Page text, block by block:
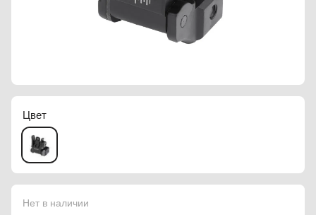
Цвет
Нет в наличии